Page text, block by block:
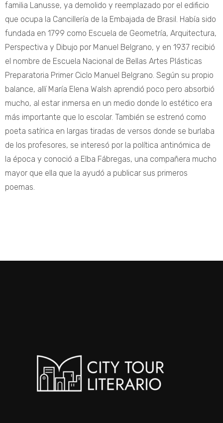
familia Lanusse, ya demolido y reemplazado por el edificio
que ocupa la Cancillería de la Embajada de Brasil. Había sido
fundada en 1799 como Escuela de Geometría, Arquitectura,
Perspectiva y Dibujo por Manuel Belgrano, y en 1937 recibió
el nombre de Escuela Nacional de Bellas Artes Plásticas
Preparatoria Primer Ciclo Manuel Belgrano. Según su propio
balance, allí María Elena Walsh aprendió poco pero absorbió
mucho, al estar inmersa en un medio donde lo estético era
más importante que lo escolar. También se estrenó como
poeta satírica en largas tiradas de versos donde se burlaba
de los profesores, se interesó por la política antinómica de
la época y conoció a Elba Fábregas, una compañera mucho
mayor que ella que la ayudó a publicar sus primeros
poemas.